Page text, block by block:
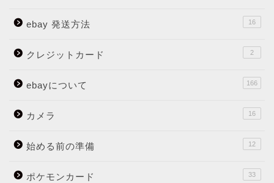
ebay 発送方法 16
クレジットカード 2
ebayについて 166
カメラ 16
始める前の準備 12
ポケモンカード 33